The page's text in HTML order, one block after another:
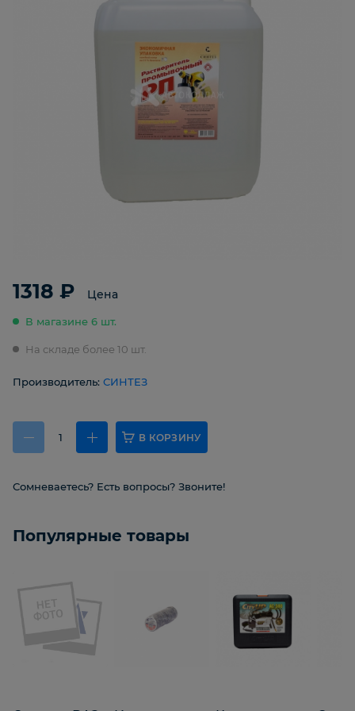
1318 ₽ Цена
В магазине 6 шт.
На складе более 10 шт.
Производитель: СИНТЕЗ
В КОРЗИНУ
Сомневаетесь? Есть вопросы? Звоните!
Популярные товары